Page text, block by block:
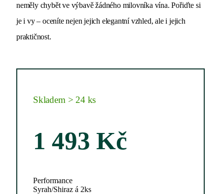
neměly chybět ve výbavě žádného milovníka vína. Pořiďte si
je i vy – oceníte nejen jejich elegantní vzhled, ale i jejich
praktičnost.
Skladem > 24 ks
1 493Kč
Performance
Syrah/Shiraz á 2ks